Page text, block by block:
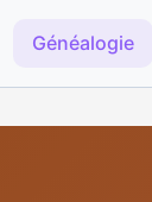
Généalogie